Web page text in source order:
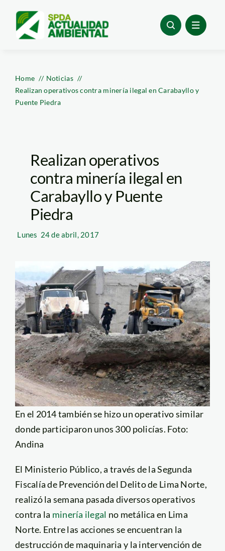
content
Home
Noticias
Realizan operativos contra minería ilegal en Carabayllo y
Puente Piedra
Realizan operativos
contra minería ilegal en
Carabayllo y Puente
Piedra
Lunes 24 de abril, 2017
En el 2014 también se hizo un operativo similar
donde participaron unos 300 policías. Foto:
Andina
El Ministerio Público, a través de la Segunda
Fiscalía de Prevención del Delito de Lima Norte,
realizó la semana pasada diversos operativos
contra la minería ilegal no metálica en Lima
Norte. Entre las acciones se encuentran la
destrucción de maquinaria y la intervención de